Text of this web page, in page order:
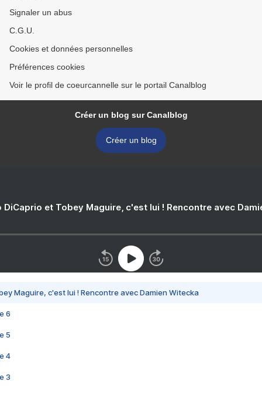
Signaler un abus
C.G.U.
Cookies et données personnelles
Préférences cookies
Voir le profil de coeurcannelle sur le portail Canalblog
Créer un blog sur Canalblog
Créer un blog
DiCaprio et Tobey Maguire, c'est lui ! Rencontre avec
Maguire, c'est lui ! Rencontre avec Damien Witecka
6
5
4
3